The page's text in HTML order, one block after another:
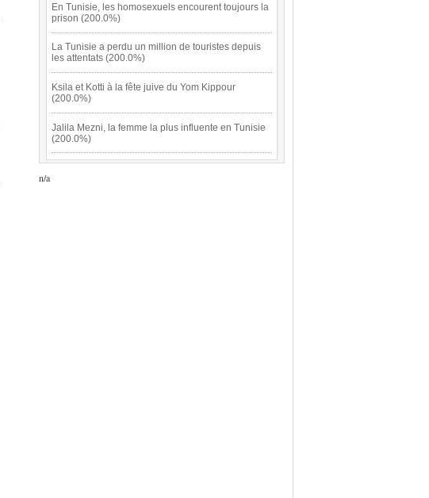
En Tunisie, les homosexuels encourent toujours la
prison (200.0%)
La Tunisie a perdu un million de touristes depuis
les attentats (200.0%)
Ksila et Kotti à la fête juive du Yom Kippour
(200.0%)
Jalila Mezni, la femme la plus influente en Tunisie
(200.0%)
n/a